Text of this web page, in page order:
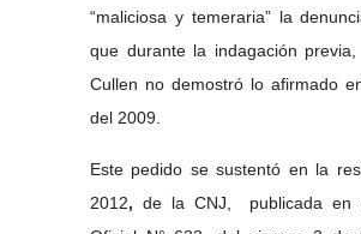
“maliciosa y temeraria” la
que durante la indagación previa,
Cullen no demostró lo afirmado
del 2009.
Este pedido se sustentó en la
2012, de la CNJ,
publicada en